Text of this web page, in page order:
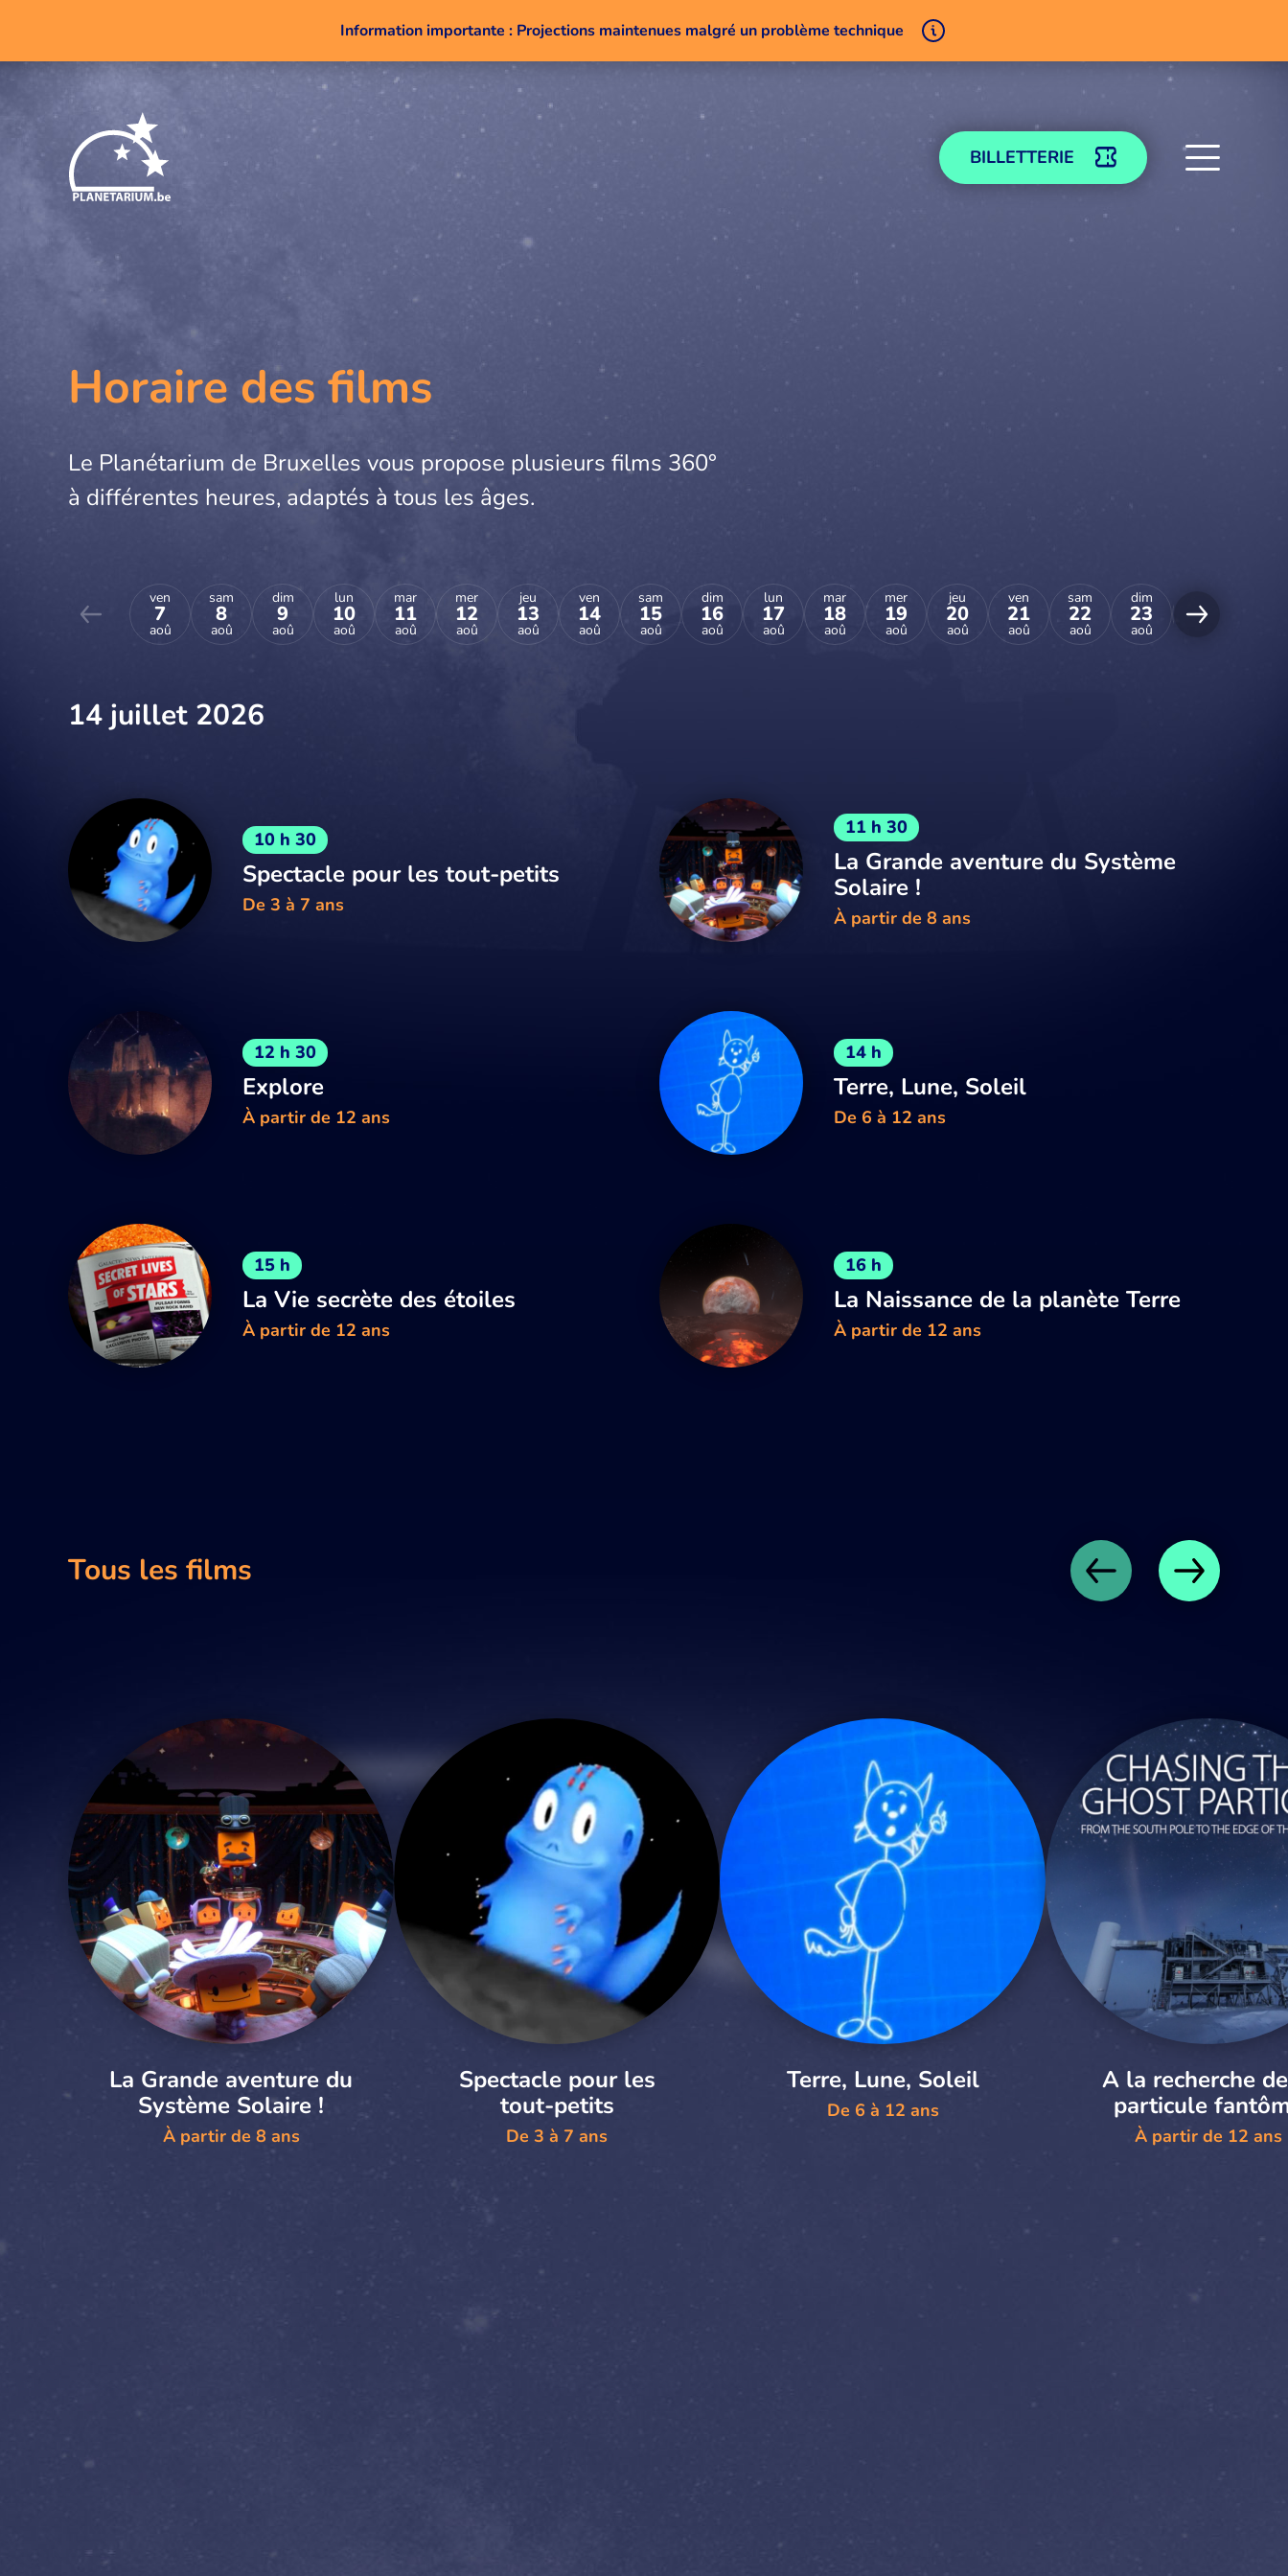
Information importante : Projections maintenues malgré un problème technique
BILLETTERIE
Horaire des films
Le Planétarium de Bruxelles vous propose plusieurs films 360°
à différentes heures, adaptés à tous les âges.
ven
7
aoû
sam
8
aoû
dim
9
aoû
lun
10
aoû
mar
11
aoû
mer
12
aoû
jeu
13
aoû
ven
14
aoû
sam
15
aoû
dim
16
aoû
lun
17
aoû
mar
18
aoû
mer
19
aoû
jeu
20
aoû
ven
21
aoû
sam
22
aoû
dim
23
aoû
24
aoû
14 juillet 2026
10 h 30
Spectacle pour les tout-petits
De 3 à 7 ans
11 h 30
La Grande aventure du Système
Solaire !
À partir de 8 ans
12 h 30
Explore
À partir de 12 ans
14 h
Terre, Lune, Soleil
De 6 à 12 ans
15 h
La Vie secrète des étoiles
À partir de 12 ans
16 h
La Naissance de la planète Terre
À partir de 12 ans
Tous les films
La Grande aventure du
Système Solaire !
À partir de 8 ans
Spectacle pour les
tout-petits
De 3 à 7 ans
Terre, Lune, Soleil
De 6 à 12 ans
A la recherche
particule
À partir de 12 ans